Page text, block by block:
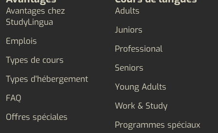
Avantages chez
StudyLingua
Emplois
Types de cours
Types d'hébergement
FAQ
Offres spéciales
Adults
Juniors
Professional
Seniors
Young Adults
Work & Study
Programmes spéciaux